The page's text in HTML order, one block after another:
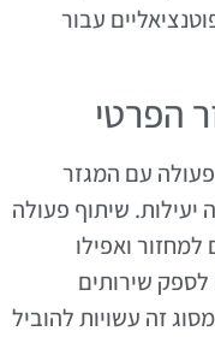
עבור
הפרטי
עם המגזר
יעילות. שיתוף פעולה
ואפילו
לספק שירותים
זה עשויות להוביל